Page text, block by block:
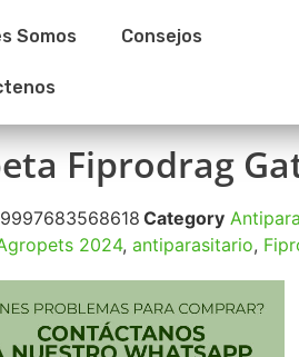
Somos Consejos
Fiprodrag
Category
2024, antiparasitario,